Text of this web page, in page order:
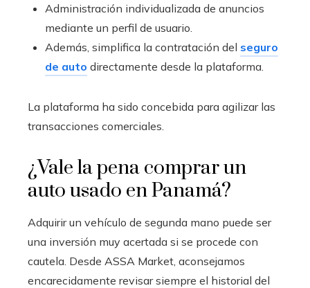
Administración individualizada de anuncios
mediante un perfil de usuario.
Además, simplifica la contratación del seguro
de auto directamente desde la plataforma.
La plataforma ha sido concebida para agilizar las
transacciones comerciales.
¿Vale la pena comprar un
auto usado en Panamá?
Adquirir un vehículo de segunda mano puede ser
una inversión muy acertada si se procede con
cautela. Desde ASSA Market, aconsejamos
encarecidamente revisar siempre el historial del